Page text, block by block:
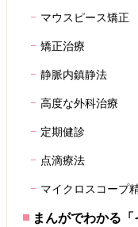
マウスピース矯正
矯正治療
静脈内鎮静法
高度な外科治療
定期健診
点滴療法
マイクロスコープ
まんがでわかる「